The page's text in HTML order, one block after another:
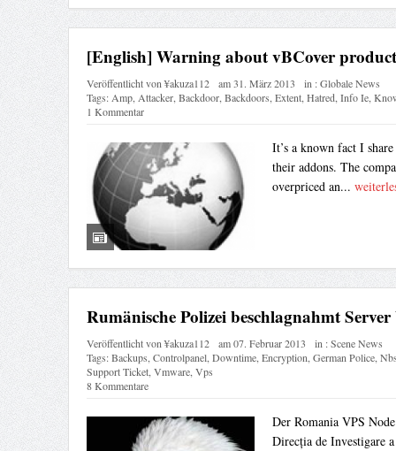
[English] Warning about vBCover
Veröffentlicht von¥akuza112 am31. März 2013 in :Globale News
Tags:Amp,Attacker,Backdoor,Backdoors,Extent,Hatred,Info Ie,
1 Kommentar
It’s a known fact I
their addons. The
overpriced an...
Rumänische Polizei beschlagnahmt
Veröffentlicht von¥akuza112 am07. Februar 2013 in :Scene News
Tags:Backups,Controlpanel,Downtime,Encryption,German Police,
Support Ticket,Vmware,Vps
8 Kommentare
Der Romania VPS
Direcția de Investigare